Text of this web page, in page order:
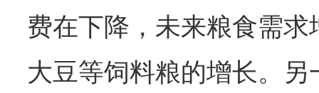
费在下降，未来粮食需
大豆等饲料粮的增长。